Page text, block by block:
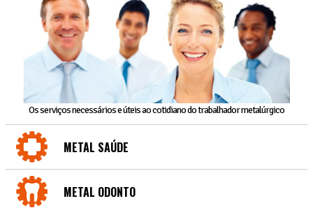
Os serviços necessários e úteis ao cotidiano do trabalhador metalúrgico
METAL SAÚDE
METAL ODONTO